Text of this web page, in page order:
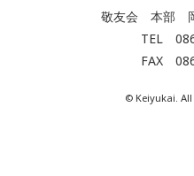
敬友会 本部
TEL
FAX
© Keiyukai. All